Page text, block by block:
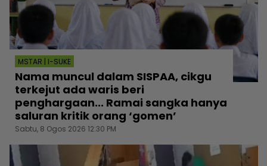
MSTAR | I-SUKE
Nama muncul dalam SISPAA, cikgu
terkejut ada waris beri
penghargaan... Ramai sangka hanya
saluran kritik orang ‘gomen’
Sabtu, 8 Ogos 2026 12:30 PM